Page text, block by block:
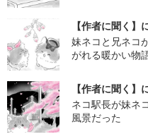
【作者に聞く】
妹ネコと兄ネコ
がれる暖かい物
【作者に聞く】
ネコ駅長が妹ネ
風景だった